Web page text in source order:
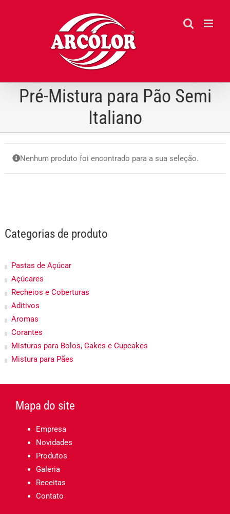
Pré-Mistura para Pão Semi
Italiano
Nenhum produto foi encontrado para a sua seleção.
Categorias de produto
Pastas de Açúcar
Açúcares
Recheios e Coberturas
Aditivos
Aromas
Corantes
Misturas para Bolos, Cakes e Cupcakes
Mistura para Pães
Mapa do site
Empresa
Novidades
Produtos
Galeria
Receitas
Contato